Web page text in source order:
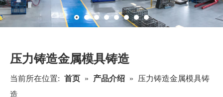
资源
联系我们
压力铸造金属模具铸造
当前所在位置: 首页 » 产品介绍 »
压力铸造金属模具铸
造